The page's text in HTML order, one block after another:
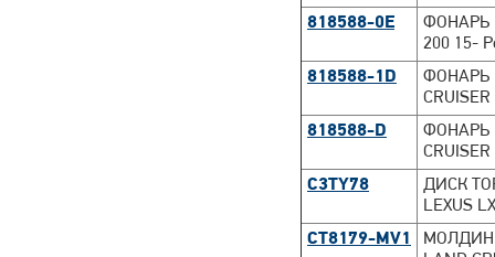
818588-0E
ФОНАРЬ
200 15-
818588-1D
ФОНАРЬ
818588-D
ФОНАРЬ
C3TY78
ДИСК
LEXUS
CT8179-MV1